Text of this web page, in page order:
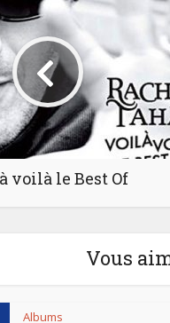
voilà le Best Of
Vous
Albums